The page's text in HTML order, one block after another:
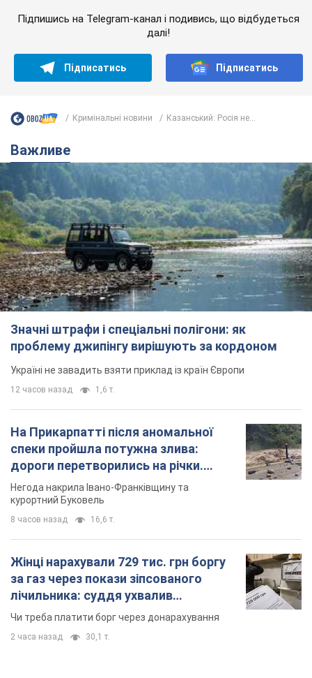
Підпишись на Telegram-канал і подивись, що відбудеться
далі!
Підписатись Підписатись
Кримінальні новини Казанський: Росія не...
Важливе
Значні штрафи і спеціальні полігони: як
проблему джипінгу вирішують за кордоном
Україні не завадить взяти приклад із країн Європи
12 часов назад 1,6 т.
На Прикарпатті після аномальної
спеки пройшла потужна злива:
дороги перетворились на річки.
Відео
Негода накрила Івано-Франківщину та
курортний Буковель
8 часов назад 16,6 т.
Жінці нарахували 729 тис. грн боргу
за газ через покази зіпсованого
лічильника: суддя ухвалив
неочікуване рішення
Чи треба платити борг через донарахування
2 часа назад 30,1 т.